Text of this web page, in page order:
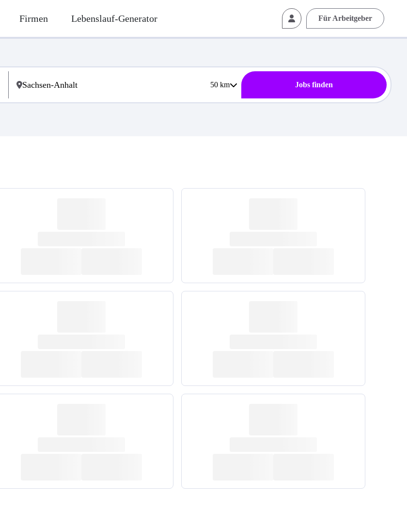
Firmen Lebenslauf-Generator Für Arbeitgeber
50km Jobs finden